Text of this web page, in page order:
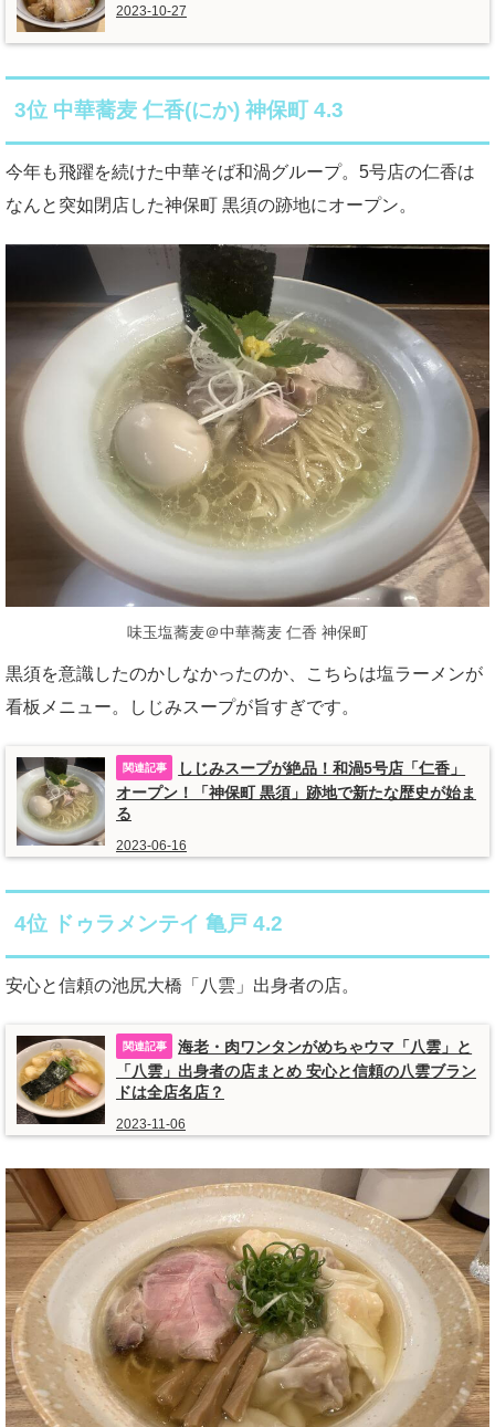
2023-10-27
3位 中華蕎麦 仁香(にか) 神保町 4.3
今年も飛躍を続けた中華そば和渦グループ。5号店の仁香は
なんと突如閉店した神保町 黒須の跡地にオープン。
味玉塩蕎麦＠中華蕎麦 仁香 神保町
黒須を意識したのかしなかったのか、こちらは塩ラーメンが
看板メニュー。しじみスープが旨すぎです。
しじみスープが絶品！和渦5号店「仁香」
オープン！「神保町 黒須」跡地で新たな歴史が始ま
る
2023-06-16
4位 ドゥラメンテイ 亀戸 4.2
安心と信頼の池尻大橋「八雲」出身者の店。
海老・肉ワンタンがめちゃウマ「八雲」と
「八雲」出身者の店まとめ 安心と信頼の八雲ブラン
ドは全店名店？
2023-11-06